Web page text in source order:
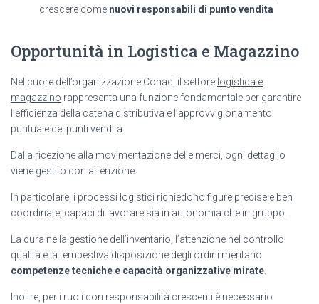
crescere come nuovi responsabili di punto vendita
Opportunità in Logistica e Magazzino
Nel cuore dell’organizzazione Conad, il settore logistica e
magazzino rappresenta una funzione fondamentale per garantire
l’efficienza della catena distributiva e l’approvvigionamento
puntuale dei punti vendita.
Dalla ricezione alla movimentazione delle merci, ogni dettaglio
viene gestito con attenzione.
In particolare, i processi logistici richiedono figure precise e ben
coordinate, capaci di lavorare sia in autonomia che in gruppo.
La cura nella gestione dell’inventario, l’attenzione nel controllo
qualità e la tempestiva disposizione degli ordini meritano
competenze tecniche e capacità organizzative mirate
Inoltre, per i ruoli con responsabilità crescenti è necessario